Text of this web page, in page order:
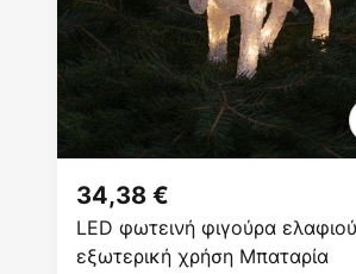
LED φωτεινή φιγούρα
εξωτερική χρήση Μπαταρία
34,38 €